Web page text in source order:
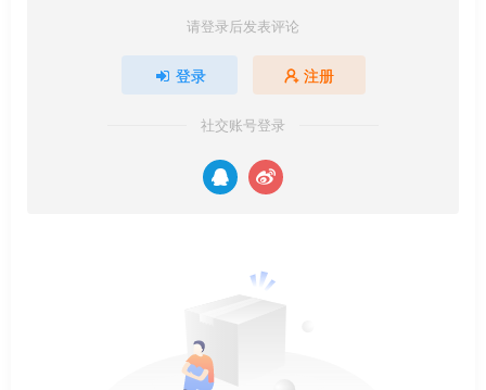
请登录后发表评论
登录 注册
社交账号登录